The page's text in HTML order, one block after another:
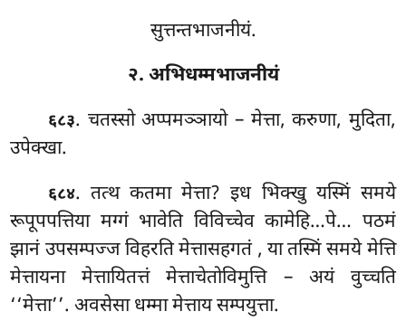
सुत्तन्तभाजनीयं.
२. अभिधम्मभाजनीयं
६८३. चतस्सो अप्पमञ्ञायो – मेत्ता, करुणा, मुदिता,
उपेक्खा.
६८४. तत्थ कतमा मेत्ता? इध भिक्खु यस्मिं समये
रूपूपपत्तिया मग्गं भावेति विविच्चेव कामेहि…पे… पठमं
झानं उपसम्पज्ज विहरति मेत्तासहगतं , या तस्मिं समये मेत्ति
मेत्तायना मेत्तायितत्तं मेत्ताचेतोविमुत्ति – अयं वुच्चति
‘‘मेत्ता’’. अवसेसा धम्मा मेत्ताय सम्पयुत्ता.